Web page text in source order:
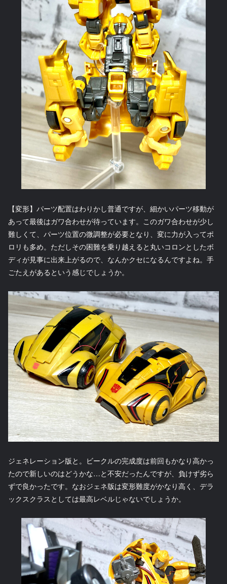
【変形】パーツ配置はわりかし普通ですが、細かいパーツ移動が
あって最後はガワ合わせが待っています。このガワ合わせが少し
難しくて、パーツ位置の微調整が必要となり、変に力が入ってポ
ロリも多め。ただしその困難を乗り越えると丸いコロンとしたボ
ディが見事に出来上がるので、なんかクセになるんですよね。手
ごたえがあるという感じでしょうか。
ジェネレーション版と。ビークルの完成度は前回もかなり高かっ
たので新しいのはどうかな…と不安だったんですが、負けず劣ら
ずで良かったです。なおジェネ版は変形難度がかなり高く、デラ
ックスクラスとしては最高レベルじゃないでしょうか。